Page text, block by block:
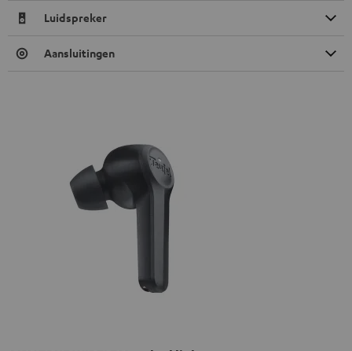
Luidspreker
Aansluitingen